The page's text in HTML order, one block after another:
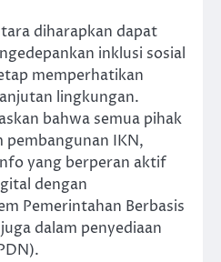
diharapkan dapat
inklusi sosial
memperhatikan
lingkungan.
bahwa semua pihak
pembangunan IKN,
yang berperan aktif
dengan
Pemerintahan Berbasis
dalam penyediaan